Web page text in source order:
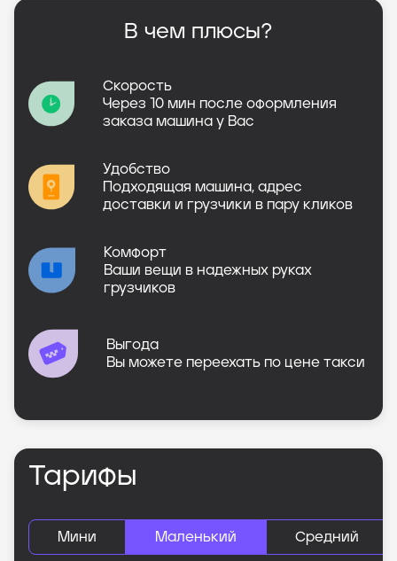
В чем плюсы?
Скорость
Через 10 мин после оформления
заказа машина у Вас
Удобство
Подходящая машина, адрес
доставки и грузчики в пару кликов
Комфорт
Ваши вещи в надежных руках
грузчиков
Выгода
Вы можете переехать по цене такси
Тарифы
Мини Маленький Средний